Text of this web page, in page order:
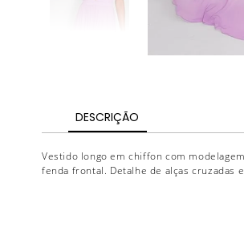
DESCRIÇÃO
Vestido longo em chiffon com
fenda frontal. Detalhe de alças cruzadas